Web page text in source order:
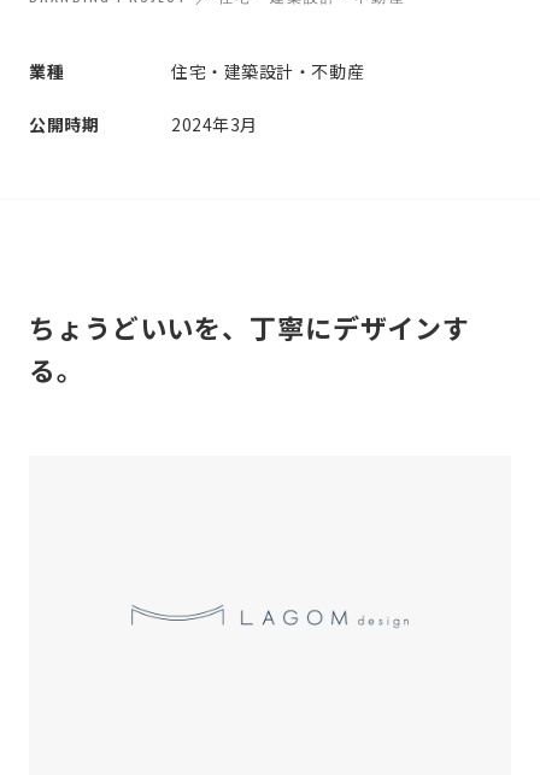
業種 住宅・建築設計・不動産
公開時期 2024年3月
ちょうどいいを、丁寧にデザインす
る。